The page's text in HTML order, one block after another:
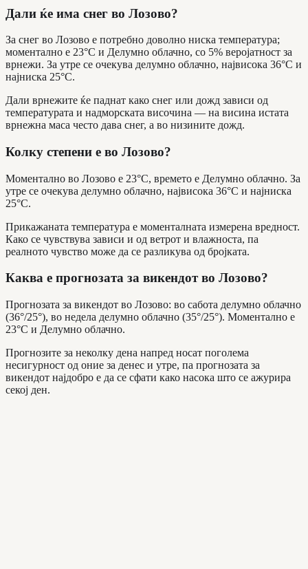
Дали ќе има снег во Лозово?
За снег во Лозово е потребно доволно ниска температура;
моментално е 23°C и Делумно облачно, со 5% веројатност за
врнежи. За утре се очекува делумно облачно, највисока 36°C и
најниска 25°C.
Дали врнежите ќе паднат како снег или дожд зависи од
температурата и надморската височина — на висина истата
врнежна маса често дава снег, а во низините дожд.
Колку степени е во Лозово?
Моментално во Лозово е 23°C, времето е Делумно облачно. За
утре се очекува делумно облачно, највисока 36°C и најниска
25°C.
Прикажаната температура е моменталната измерена вредност.
Како се чувствува зависи и од ветрот и влажноста, па
реалното чувство може да се разликува од бројката.
Каква е прогнозата за викендот во Лозово?
Прогнозата за викендот во Лозово: во сабота делумно облачно
(36°/25°), во недела делумно облачно (35°/25°). Моментално е
23°C и Делумно облачно.
Прогнозите за неколку дена напред носат поголема
несигурност од оние за денес и утре, па прогнозата за
викендот најдобро е да се сфати како насока што се ажурира
секој ден.